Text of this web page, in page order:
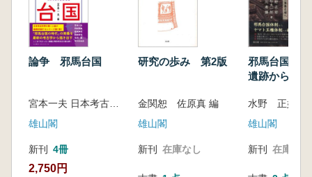
論争 邪馬台国
雄山閣
新刊 4冊
2,750円
研究の歩み 第2版
金関恕 佐原真 編
雄山閣
新刊 在庫なし
邪馬台国 唐
遺跡から箸
水野 正好 (
雄山閣
新刊 在庫なし